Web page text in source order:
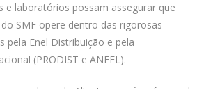
e laboratórios possam assegurar que
SMF opere dentro das rigorosas
pela Enel Distribuição e pela
(PRODIST e ANEEL).